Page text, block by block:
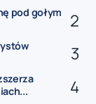
pod gołym